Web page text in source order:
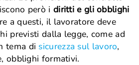
però i diritti e gli obblighi
a questi, il lavoratore deve
previsti dalla legge, come ad
tema di sicurezza sul lavoro,
obblighi formativi.